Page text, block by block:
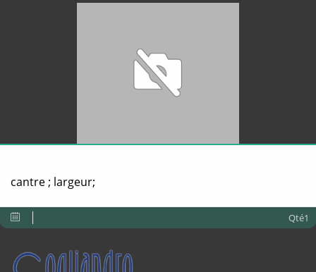
cantre ; largeur;
Qté1